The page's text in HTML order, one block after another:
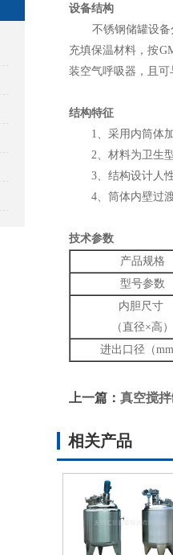
设备结构
不锈钢储罐设备分
充填保温材料，按
装空气呼吸器，且可
结构特征
1、采用内筒体加
2、材料为卫生型
3、结构设计人性
4、筒体内壁过渡
技术参数
产品规格
型号参数
内胆尺寸
（直径×高）
进出口径（mm
上一篇： 真空搅
相关产品